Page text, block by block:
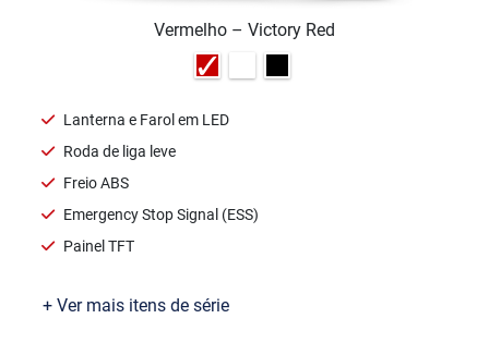
Vermelho – Victory Red
Lanterna e Farol em LED
Roda de liga leve
Freio ABS
Emergency Stop Signal (ESS)
Painel TFT
+ Ver mais itens de série